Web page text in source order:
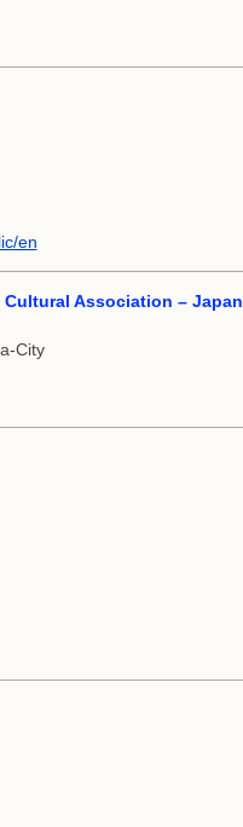
en
Association – Japan
City